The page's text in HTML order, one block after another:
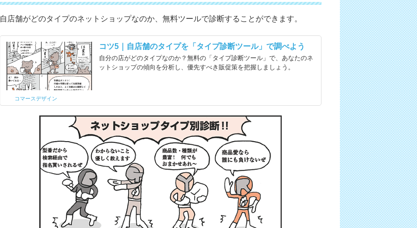
自店舗がどのタイプのネットショップなのか、無料ツールで診断することができます。
コツ5｜自店舗のタイプを「タイプ診断ツール」で調べよう
自分の店がどのタイプなのか？無料の「タイプ診断ツール」で、あなたのネ
ットショップの傾向を分析し、優先すべき販促策を把握しましょう。
コマースデザイン